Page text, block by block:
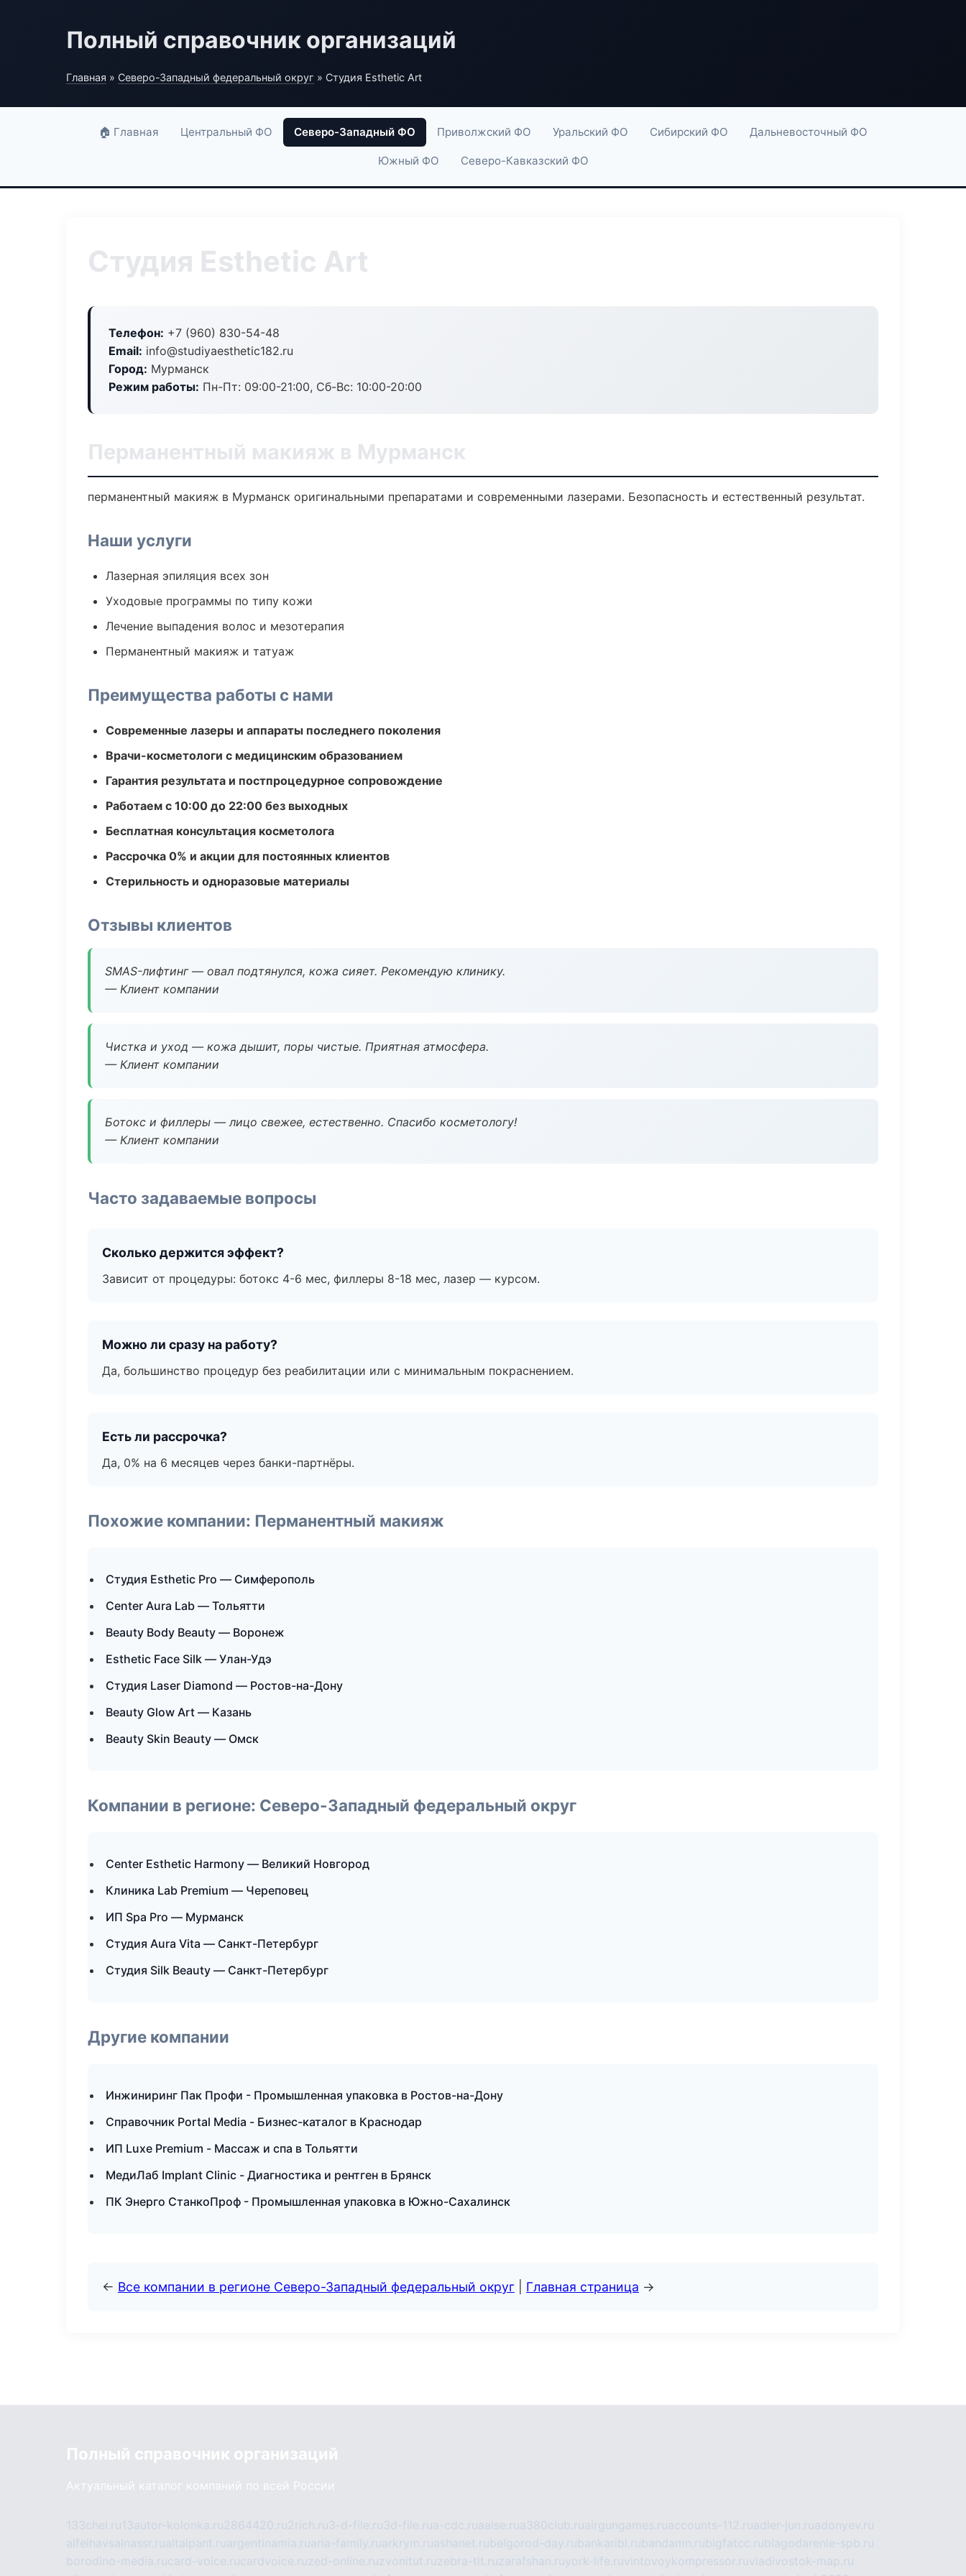
Полный справочник организаций
Главная » Северо-Западный федеральный округ » Студия Esthetic Art
🏠 Главная Центральный ФО Северо-Западный ФО Приволжский ФО Уральский ФО Сибирский ФО Дальневосточный ФО
Южный ФО Северо-Кавказский ФО
Студия Esthetic Art
Телефон: +7 (960) 830-54-48
Email: info@studiyaesthetic182.ru
Город: Мурманск
Режим работы: Пн-Пт: 09:00-21:00, Сб-Вс: 10:00-20:00
Перманентный макияж в Мурманск
перманентный макияж в Мурманск оригинальными препаратами и современными лазерами. Безопасность и естественный результат.
Наши услуги
Лазерная эпиляция всех зон
Уходовые программы по типу кожи
Лечение выпадения волос и мезотерапия
Перманентный макияж и татуаж
Преимущества работы с нами
Современные лазеры и аппараты последнего поколения
Врачи-косметологи с медицинским образованием
Гарантия результата и постпроцедурное сопровождение
Работаем с 10:00 до 22:00 без выходных
Бесплатная консультация косметолога
Рассрочка 0% и акции для постоянных клиентов
Стерильность и одноразовые материалы
Отзывы клиентов
SMAS-лифтинг — овал подтянулся, кожа сияет. Рекомендую клинику.
— Клиент компании
Чистка и уход — кожа дышит, поры чистые. Приятная атмосфера.
— Клиент компании
Ботокс и филлеры — лицо свежее, естественно. Спасибо косметологу!
— Клиент компании
Часто задаваемые вопросы
Сколько держится эффект?
Зависит от процедуры: ботокс 4-6 мес, филлеры 8-18 мес, лазер — курсом.
Можно ли сразу на работу?
Да, большинство процедур без реабилитации или с минимальным покраснением.
Есть ли рассрочка?
Да, 0% на 6 месяцев через банки-партнёры.
Похожие компании: Перманентный макияж
Студия Esthetic Pro — Симферополь
Center Aura Lab — Тольятти
Beauty Body Beauty — Воронеж
Esthetic Face Silk — Улан-Удэ
Студия Laser Diamond — Ростов-на-Дону
Beauty Glow Art — Казань
Beauty Skin Beauty — Омск
Компании в регионе: Северо-Западный федеральный округ
Center Esthetic Harmony — Великий Новгород
Клиника Lab Premium — Череповец
ИП Spa Pro — Мурманск
Студия Aura Vita — Санкт-Петербург
Студия Silk Beauty — Санкт-Петербург
Другие компании
Инжиниринг Пак Профи - Промышленная упаковка в Ростов-на-Дону
Справочник Portal Media - Бизнес-каталог в Краснодар
ИП Luxe Premium - Массаж и спа в Тольятти
МедиЛаб Implant Clinic - Диагностика и рентген в Брянск
ПК Энерго СтанкоПроф - Промышленная упаковка в Южно-Сахалинск
← Все компании в регионе Северо-Западный федеральный округ Главная страница →
Полный справочник организаций
Актуальный каталог компаний по всей России
133chel.ru13autor-kolonka.ru2864420.ru2rich.ru3-d-file.ru3d-file.rua-cdc.ruaalse.rua380club.ruairgungames.ruaccounts-112.ruadler-jun.ruadonyev.ru
alfeihavsalnassr.rualtaipant.ruargentinamia.ruaria-family.ruarkrym.ruashanet.rubelgorod-day.rubankaribi.rubandamn.rubigfatcc.rublagodarenie-spb.ru
borodino-media.rucard-voice.rucardvoice.ruzed-online.ruzvonitut.ruzebra-tlt.ruzarafshan.ruyork-life.ruvintovoykompressor.ruvladivostok-map.ru